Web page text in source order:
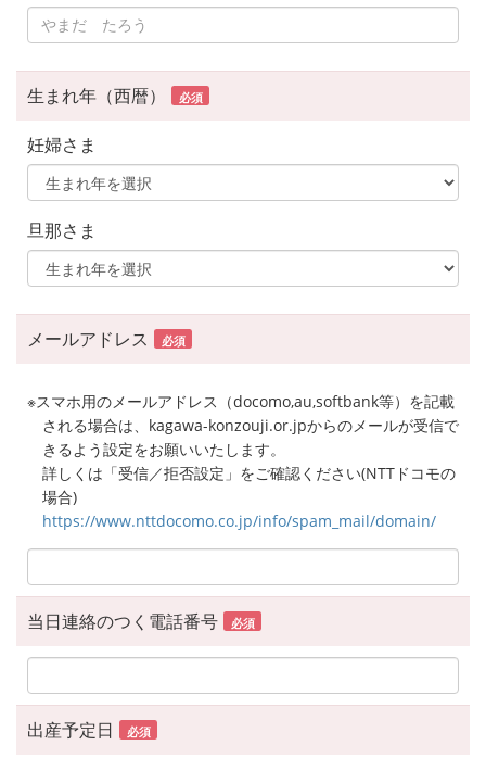
生まれ年（西暦） 必須
妊婦さま
旦那さま
メールアドレス 必須
※スマホ用のメールアドレス（docomo,au,softbank等）を記載
される場合は、kagawa-konzouji.or.jpからのメールが受信で
きるよう設定をお願いいたします。
詳しくは「受信／拒否設定」をご確認ください(NTTドコモの
場合)
https://www.nttdocomo.co.jp/info/spam_mail/domain/
当日連絡のつく電話番号 必須
出産予定日 必須